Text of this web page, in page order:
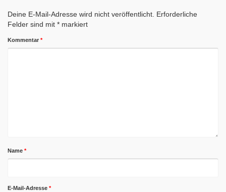
Deine E-Mail-Adresse wird nicht veröffentlicht. Erforderliche
Felder sind mit * markiert
Kommentar *
Name *
E-Mail-Adresse *